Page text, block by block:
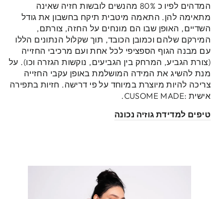
המדהים לפיו כ 80% מהנשים לובשות חזיה שאינה
מתאימה להן. התאמה מיטבית תיקח בחשבון את גודל
השדיים, האופן שבו הם מונחים על החזה, צורתם,
המירקם שלהם וכמובן הכובד, תוך שקלול הנתונים הללו
עם מבנה הגוף הספציפי לכל אחת ועם מרכיבי החזייה
(צורת הגביע, המרחק בין הגביעים, נוקשות הגזרה וכו). על
מנת להשיג את המידה המושלמת באופן עקבי החזייה
צריכה להיות מיוצרת במיוחד על פי דרישה. חזיות בתפירה
אישית :CUSOME MADE.
טיפים למדידת גוזיה נכונה